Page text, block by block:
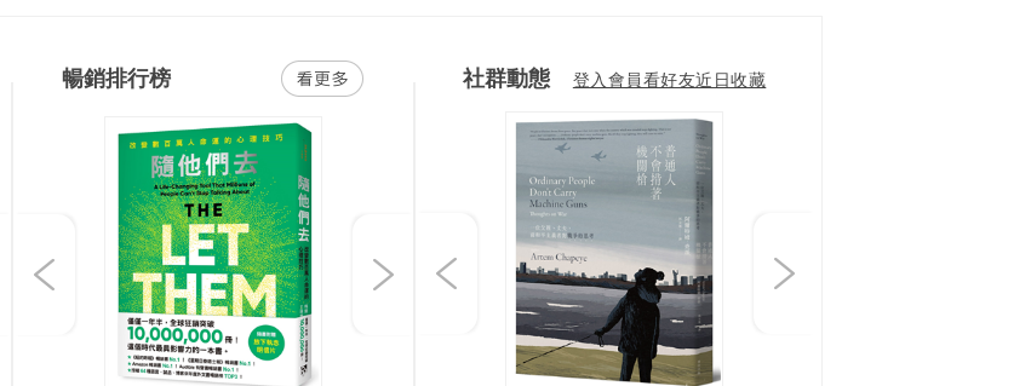
APP 為提供更安全的閱讀環境與效能，將停止支援 Android 8（含）以下版本。請使用Android 8（含）以下之用戶，升級您的系統或改用電腦版閱讀（Android 9 以上及 iOS/iPadOS 用戶不受影響）。
暢銷排行榜 社群動態 登入會員看好友近日收藏